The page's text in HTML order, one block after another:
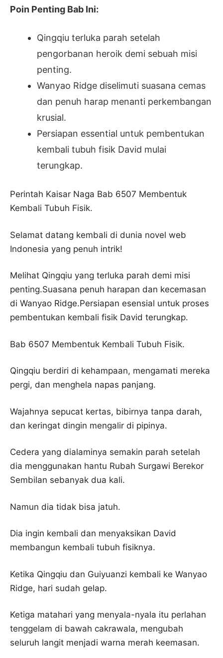
Poin Penting Bab Ini:
Qingqiu terluka parah setelah
pengorbanan heroik demi sebuah misi
penting.
Wanyao Ridge diselimuti suasana cemas
dan penuh harap menanti perkembangan
krusial.
Persiapan essential untuk pembentukan
kembali tubuh fisik David mulai
terungkap.
Perintah Kaisar Naga Bab 6507 Membentuk
Kembali Tubuh Fisik.
Selamat datang kembali di dunia novel web
Indonesia yang penuh intrik!
Melihat Qingqiu yang terluka parah demi misi
penting.Suasana penuh harapan dan kecemasan
di Wanyao Ridge.Persiapan esensial untuk proses
pembentukan kembali fisik David terungkap.
Bab 6507 Membentuk Kembali Tubuh Fisik.
Qingqiu berdiri di kehampaan, mengamati mereka
pergi, dan menghela napas panjang.
Wajahnya sepucat kertas, bibirnya tanpa darah,
dan keringat dingin mengalir di pipinya.
Cedera yang dialaminya semakin parah setelah
dia menggunakan hantu Rubah Surgawi Berekor
Sembilan sebanyak dua kali.
Namun dia tidak bisa jatuh.
Dia ingin kembali dan menyaksikan David
membangun kembali tubuh fisiknya.
Ketika Qingqiu dan Guiyuanzi kembali ke Wanyao
Ridge, hari sudah gelap.
Ketiga matahari yang menyala-nyala itu perlahan
tenggelam di bawah cakrawala, mengubah
seluruh langit menjadi warna merah keemasan.